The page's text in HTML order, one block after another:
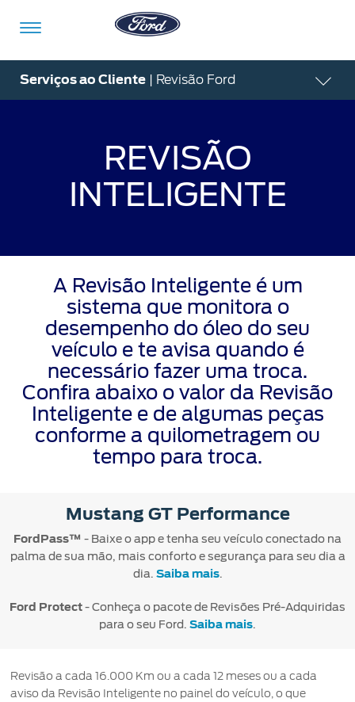
Ir para o conteúdo
Veículos
Ofertas
Comprar
Compre
Monte
o Seu
Peças
Mercado
Livre
Acessórios
Serviços
Financeiros
Ford
Credit
Menu
Ford
Credit
Sempre
Serviços
Serviços
Ford
Venda
Recall
Ford
Protect
Garantia
Ford
Ford
Meu
Experiências
Ford
Proprietários
Tutoriais
(Guia
Serviço
Leva e
Traz
Ford
Serviço
Tecnologia
SYNC®
App
Ford
Emergência
Applink™
SYNC®
Pro™
Iniciar
sessão
Iniciar
sessão
Minha
Conta
Criar
uma
conta
Serviços ao Cliente | Revisão Ford
REVISÃO
INTELIGENTE
A Revisão Inteligente é um
sistema que monitora o
desempenho do óleo do seu
veículo e te avisa quando é
necessário fazer uma troca.
Confira abaixo o valor da Revisão
Inteligente e de algumas peças
conforme a quilometragem ou
tempo para troca.
Mustang GT Performance
FordPass™ - Baixe o app e tenha seu veículo conectado na
palma de sua mão, mais conforto e segurança para seu dia a
dia. Saiba mais.
Ford Protect- Conheça o pacote de Revisões Pré-Adquiridas
para o seu Ford. Saiba mais.
Revisão a cada 16.000 Km ou a cada 12 meses ou a cada
aviso da Revisão Inteligente no painel do veículo, o que